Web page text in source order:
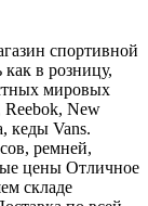
спортивной
в розницу,
мировых
Reebok, New
кеды Vans.
ремней,
цены Отличное
складе